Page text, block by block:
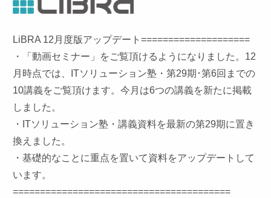
LiBRA 12月度版アップデート====================
・「動画セミナー」をご覧頂けるようになりました。12
月時点では、ITソリューション塾・第29期･第6回までの
10講義をご覧頂けます。今月は6つの講義を新たに掲載
しました。
・ITソリューション塾・講義資料を最新の第29期に置き
換えました。
・基礎的なことに重点を置いて資料をアップデートして
います。
========================================